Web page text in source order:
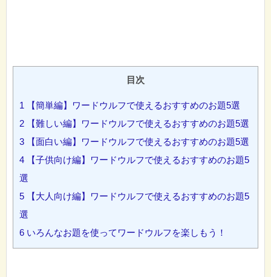
目次
1 【簡単編】ワードウルフで使えるおすすめのお題5選
2 【難しい編】ワードウルフで使えるおすすめのお題5選
3 【面白い編】ワードウルフで使えるおすすめのお題5選
4 【子供向け編】ワードウルフで使えるおすすめのお題5
選
5 【大人向け編】ワードウルフで使えるおすすめのお題5
選
6 いろんなお題を使ってワードウルフを楽しもう！